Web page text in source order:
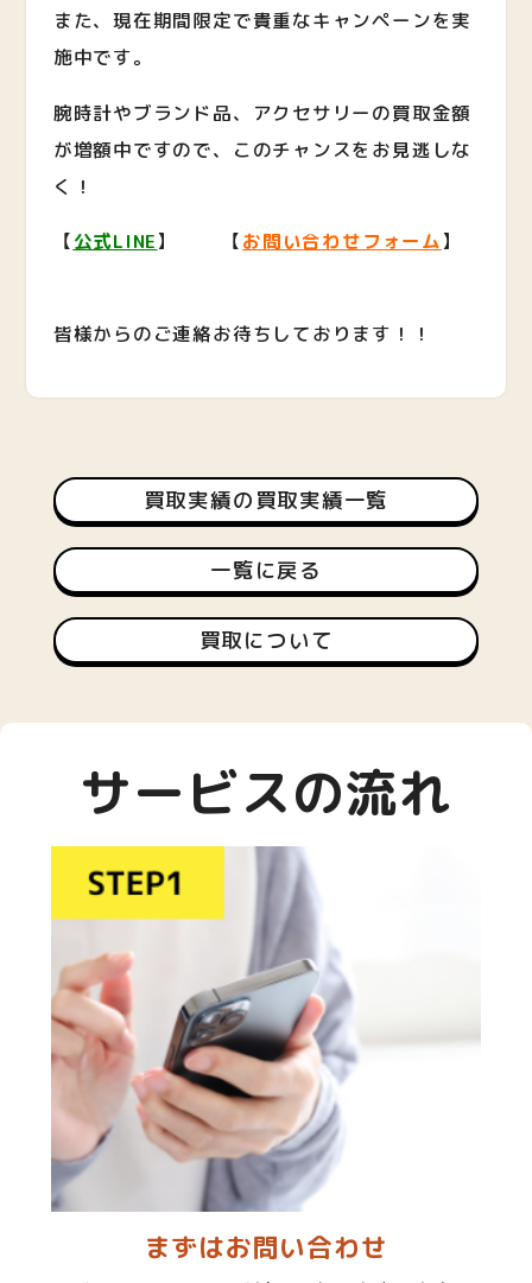
また、現在期間限定で貴重なキャンペーンを実
施中です。
腕時計やブランド品、アクセサリーの買取金額
が増額中ですので、このチャンスをお見逃しな
く！
【公式LINE】 【お問い合わせフォーム】
皆様からのご連絡お待ちしております！！
買取実績の買取実績一覧
一覧に戻る
買取について
サービスの流れ
まずはお問い合わせ